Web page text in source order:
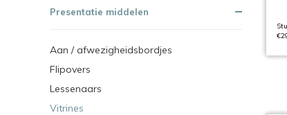
Presentatie middelen
Aan / afwezigheidsbordjes
Flipovers
Lessenaars
Vitrines